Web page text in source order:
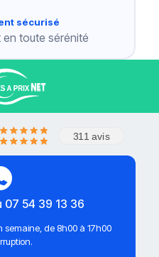
sécurisé
toute sérénité
311 avis
07 54 39 13 36
semaine, de 8h00 à 17h00